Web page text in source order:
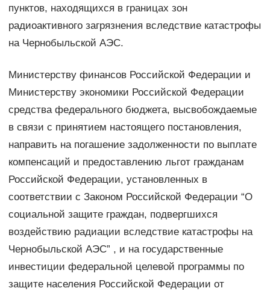
пунктов, находящихся в границах зон
радиоактивного загрязнения вследствие катастрофы
на Чернобыльской АЭС.
Министерству финансов Российской Федерации и
Министерству экономики Российской Федерации
средства федерального бюджета, высвобождаемые
в связи с принятием настоящего постановления,
направить на погашение задолженности по выплате
компенсаций и предоставлению льгот гражданам
Российской Федерации, установленных в
соответствии с Законом Российской Федерации “О
социальной защите граждан, подвергшихся
воздействию радиации вследствие катастрофы на
Чернобыльской АЭС” , и на государственные
инвестиции федеральной целевой программы по
защите населения Российской Федерации от